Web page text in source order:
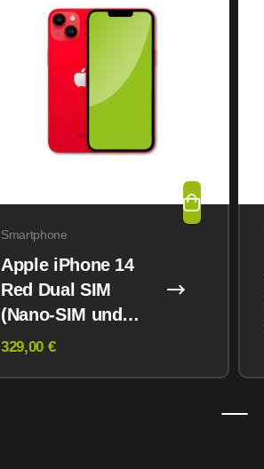
Smartphone
Apple iPhone 14
Red Dual SIM
(Nano-SIM und
eSIM) 128GB
329,00 €